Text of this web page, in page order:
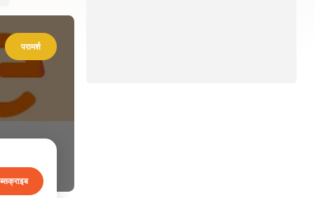
परामर्श